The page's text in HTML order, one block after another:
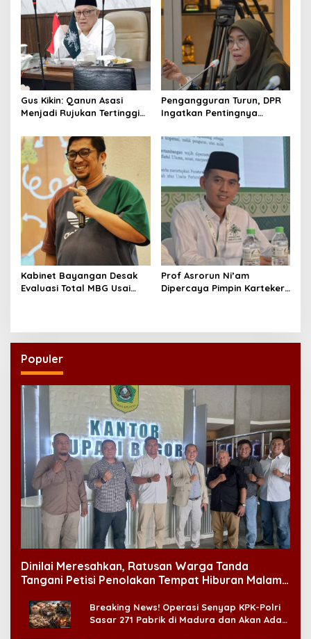
Gus Kikin: Qanun Asasi
Menjadi Rujukan Tertinggi
Pengangguran Turun, DPR
Ingatkan Pentingnya
yang Layak
Kabinet Bayangan Desak
Evaluasi Total MBG Usai
Prof Asrorun Ni’am
Dipercaya Pimpin Karteker
Populer
Dinilai Meresahkan, Ratusan Warga Tanda
Tangani Petisi Penolakan Tempat Hiburan Malam
Breaking News! Operasi Senyap KPK-Polri
Sasar 271 Pabrik di Madura dan Akan Ada